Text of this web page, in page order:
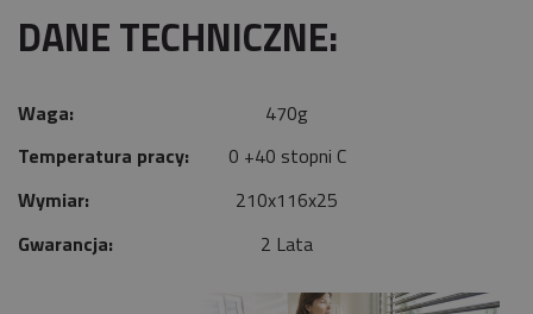
DANE TECHNICZNE:
Waga:
470g
Temperatura pracy:
0 +40 stopni C
Wymiar:
210x116x25
Gwarancja:
2 Lata